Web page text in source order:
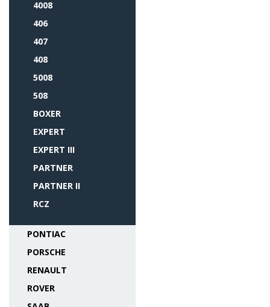
4008
406
407
408
5008
508
BOXER
EXPERT
EXPERT III
PARTNER
PARTNER II
RCZ
PONTIAC
PORSCHE
RENAULT
ROVER